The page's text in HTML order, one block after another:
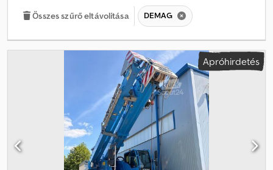
Összes szűrő eltávolítása DEMAG
Apróhirdetés